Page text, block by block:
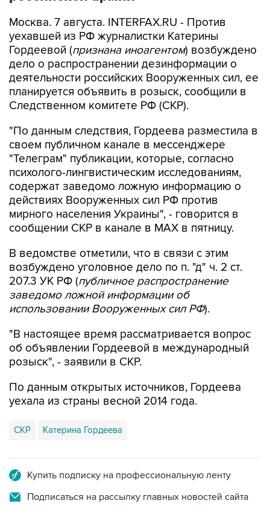
Москва. 7 августа. INTERFAX.RU - Против
уехавшей из РФ журналистки Катерины
Гордеевой (признана иноагентом) возбуждено
дело о распространении дезинформации о
деятельности российских Вооруженных сил, ее
планируется объявить в розыск, сообщили в
Следственном комитете РФ (СКР).
"По данным следствия, Гордеева разместила в
своем публичном канале в мессенджере
"Телеграм" публикации, которые, согласно
психолого-лингвистическим исследованиям,
содержат заведомо ложную информацию о
действиях Вооруженных сил РФ против
мирного населения Украины", - говорится в
сообщении СКР в канале в MAX в пятницу.
В ведомстве отметили, что в связи с этим
возбуждено уголовное дело по п. "д" ч. 2 ст.
207.3 УК РФ (публичное распространение
заведомо ложной информации об
использовании Вооруженных сил РФ).
"В настоящее время рассматривается вопрос
об объявлении Гордеевой в международный
розыск", - заявили в СКР.
По данным открытых источников, Гордеева
уехала из страны весной 2014 года.
СКР Катерина Гордеева
Купить подписку на профессиональную ленту
Подписаться на рассылку главных новостей сайта